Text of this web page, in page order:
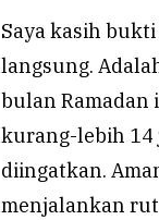
Saya kasih
langsung.
bulan
kurang-lebih 14
diingatkan.
menjalankan